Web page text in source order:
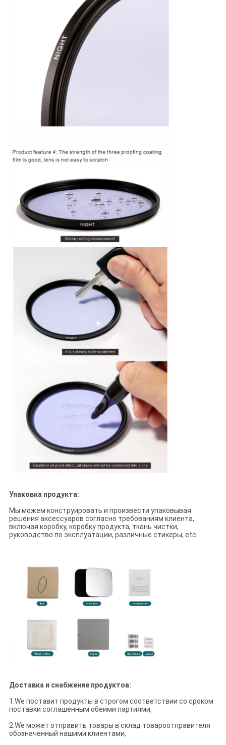
Упаковка продукта:
Мы можем конструировать и произвести упаковывая
решения аксессуаров согласно требованиям клиента,
включая коробку, коробку продукта, ткань чистки,
руководство по эксплуатации, различные стикеры, etc.
Доставка и снабжение продуктов:
1.We поставит продукты в строгом соответствии со сроком
поставки соглашенным обеими партиями,
2.We может отправить товары в склад товароотправителя
обозначенный нашими клиентами,